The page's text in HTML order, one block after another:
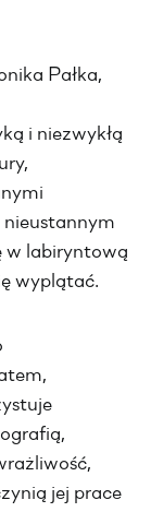
Pałka,
i niezwykłą
w labiryntową
wyplątać.
jej prace